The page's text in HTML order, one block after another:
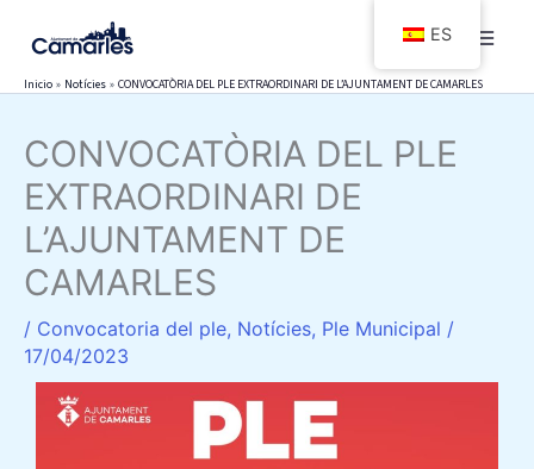
contenido
Inicio Notícies CONVOCATÒRIA DEL PLE EXTRAORDINARI DE L’AJUNTAMENT DE CAMARLES
CONVOCATÒRIA DEL PLE
EXTRAORDINARI DE
L’AJUNTAMENT DE
CAMARLES
/ Convocatoria del ple, Notícies, Ple Municipal /
17/04/2023
ES